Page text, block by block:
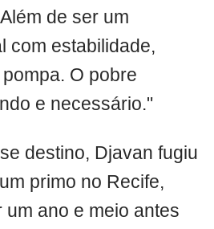
de ser um
com estabilidade,
O pobre
e necessário."
destino, Djavan fugiu
primo no Recife,
um ano e meio antes